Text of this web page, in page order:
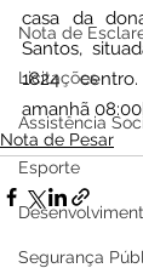
Nota de
Licitações
Assistência
Esporte
Segurança
casa da
Santos,
1824
amanhã
Nota de Pesar